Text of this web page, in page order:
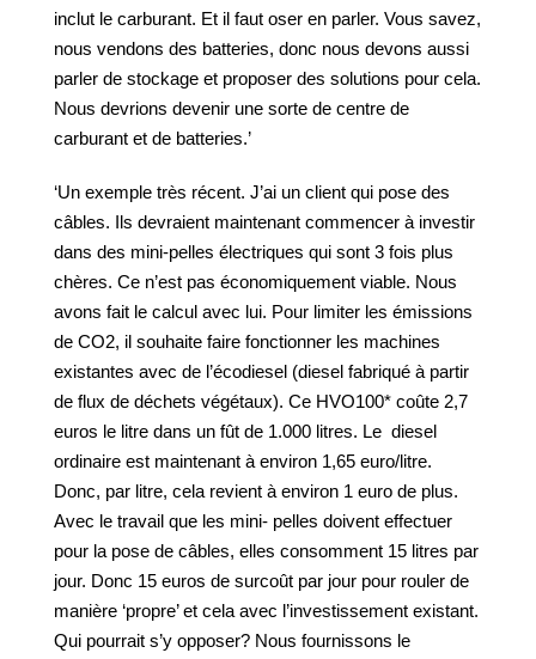
inclut le carburant. Et il faut oser en parler. Vous savez,
nous vendons des batteries, donc nous devons aussi
parler de stockage et proposer des solutions pour cela.
Nous devrions devenir une sorte de centre de
carburant et de batteries.’
‘Un exemple très récent. J’ai un client qui pose des
câbles. Ils devraient maintenant commencer à investir
dans des mini-pelles électriques qui sont 3 fois plus
chères. Ce n’est pas économiquement viable. Nous
avons fait le calcul avec lui. Pour limiter les émissions
de CO2, il souhaite faire fonctionner les machines
existantes avec de l’écodiesel (diesel fabriqué à partir
de flux de déchets végétaux). Ce HVO100* coûte 2,7
euros le litre dans un fût de 1.000 litres. Le diesel
ordinaire est maintenant à environ 1,65 euro/litre.
Donc, par litre, cela revient à environ 1 euro de plus.
Avec le travail que les mini- pelles doivent effectuer
pour la pose de câbles, elles consomment 15 litres par
jour. Donc 15 euros de surcoût par jour pour rouler de
manière ‘propre’ et cela avec l’investissement existant.
Qui pourrait s’y opposer? Nous fournissons le